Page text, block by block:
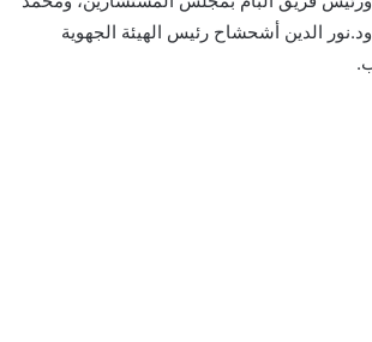
الدين أشحشاح رئيس الهيئة الجهوية